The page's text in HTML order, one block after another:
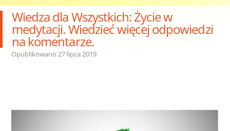
Wiedza dla Wszystkich: Życie w
medytacji. Wiedzieć więcej odpowiedzi
na komentarze.
Opublikowano 27 lipca 2019